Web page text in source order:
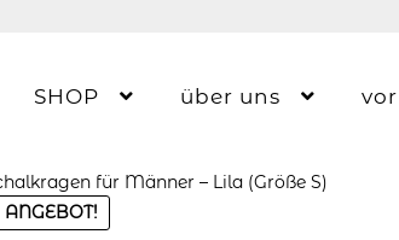
SHOP über uns
für Männer – Lila (Größe S)
ANGEBOT!